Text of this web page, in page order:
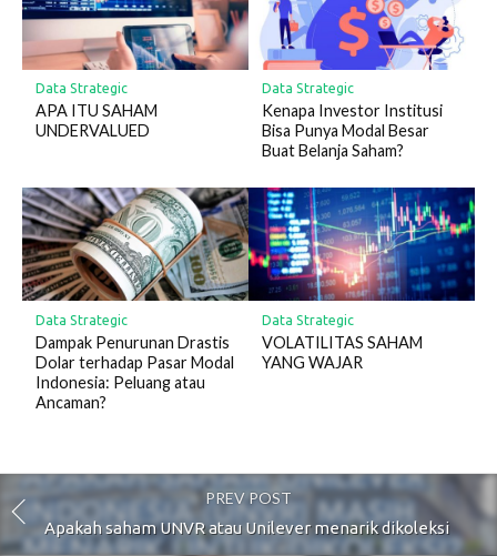
Data Strategic
APA ITU SAHAM
UNDERVALUED
Data Strategic
Kenapa Investor Institusi
Bisa Punya Modal Besar
Buat Belanja Saham?
Data Strategic
Dampak Penurunan Drastis
Dolar terhadap Pasar Modal
Indonesia: Peluang atau
Ancaman?
Data Strategic
VOLATILITAS SAHAM
YANG WAJAR
PREV POST
Apakah saham UNVR atau Unilever menarik dikoleksi